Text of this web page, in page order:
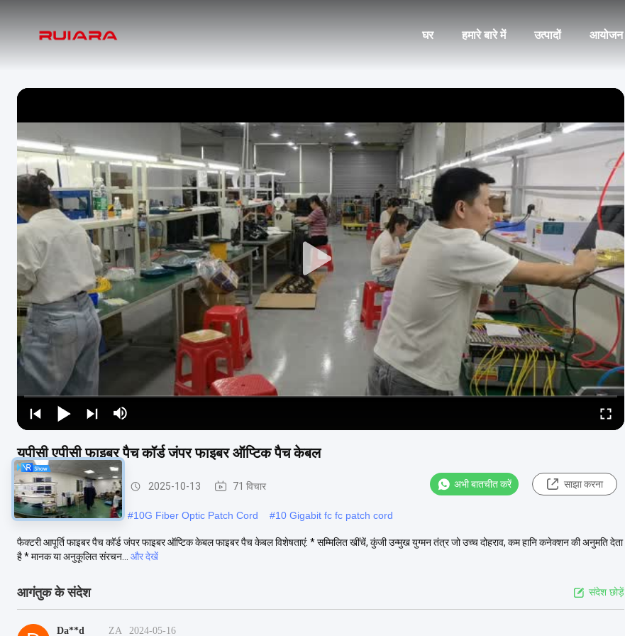
घर हमारे बारे में उत्पादों आयोजन
यूपीसी एपीसी फाइबर पैच कॉर्ड जंपर फाइबर ऑप्टिक पैच केबल
फाइबर ऑप्टिक पैच केबल 2025-10-13 71 विचार अभी बातचीत करें साझा करना
#OM3 fc fc patch cord #10G Fiber Optic Patch Cord #10 Gigabit fc fc patch cord
फैक्टरी आपूर्ति फाइबर पैच कॉर्ड जंपर फाइबर ऑप्टिक केबल फाइबर पैच केबल विशेषताएं: * सम्मिलित खींचें, कुंजी उन्मुख युग्मन तंत्र जो उच्च दोहराव, कम हानि कनेक्शन की अनुमति देता
है * मानक या अनुकूलित संरचन...
और देखें
आगंतुक के संदेश संदेश छोड़ें
Da**d ZA 2024-05-16